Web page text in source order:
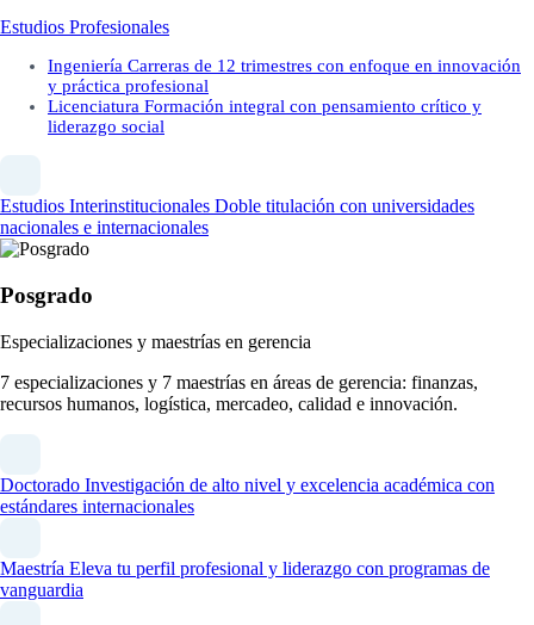
Estudios Profesionales
Ingeniería Carreras de 12 trimestres con enfoque en innovación
y práctica profesional
Licenciatura Formación integral con pensamiento crítico y
liderazgo social
Estudios Interinstitucionales Doble titulación con universidades
nacionales e internacionales
Posgrado
Especializaciones y maestrías en gerencia
7 especializaciones y 7 maestrías en áreas de gerencia: finanzas,
recursos humanos, logística, mercadeo, calidad e innovación.
Doctorado Investigación de alto nivel y excelencia académica con
estándares internacionales
Maestría Eleva tu perfil profesional y liderazgo con programas de
vanguardia